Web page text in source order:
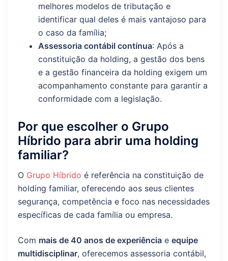
melhores modelos de tributação e
identificar qual deles é mais vantajoso para
o caso da família;
Assessoria contábil contínua: Após a
constituição da holding, a gestão dos bens
e a gestão financeira da holding exigem um
acompanhamento constante para garantir a
conformidade com a legislação.
Por que escolher o Grupo
Híbrido para abrir uma holding
familiar?
O Grupo Híbrido é referência na constituição de
holding familiar, oferecendo aos seus clientes
segurança, competência e foco nas necessidades
específicas de cada família ou empresa.
Com mais de 40 anos de experiência e equipe
multidisciplinar, oferecemos assessoria contábil,